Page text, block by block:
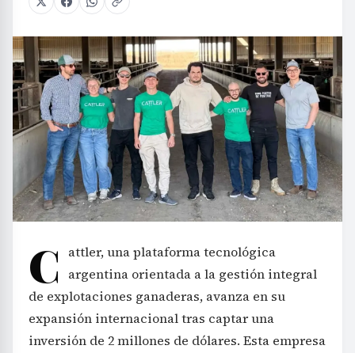
C
attler, una plataforma tecnológica
argentina orientada a la gestión integral
de explotaciones ganaderas, avanza en su
expansión internacional tras captar una
inversión de 2 millones de dólares. Esta empresa